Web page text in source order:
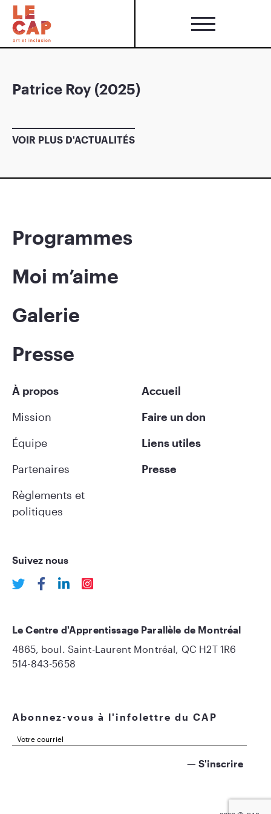
Patrice Roy (2025)
VOIR PLUS D'ACTUALITÉS
Programmes
Moi m’aime
Galerie
Presse
À propos
Mission
Équipe
Partenaires
Règlements et
politiques
Accueil
Faire un don
Liens utiles
Presse
Suivez nous
Abonnez-vous à l'infolettre du CAP
Le Centre d'Apprentissage Parallèle de Montréal
4865, boul. Saint-Laurent Montréal, QC H2T 1R6
514-843-5658